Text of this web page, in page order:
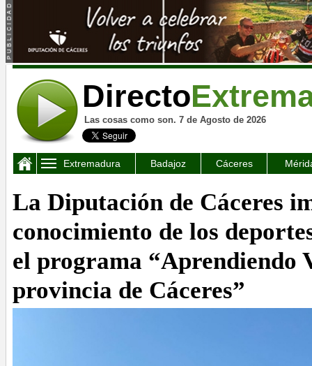
Directo
Las cosas como son. 7 de Agosto de 2026
Extremadura Badajoz Cáceres
La Diputación de Cáceres
conocimiento de los
el programa “Aprendiendo
provincia de Cáceres”